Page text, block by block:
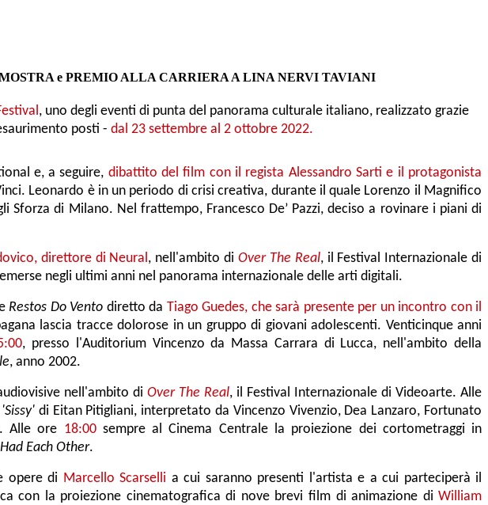
e PREMIO ALLA CARRIERA A LINA NERVI TAVIANI
, uno degli eventi di punta del panorama culturale italiano, realizzato grazie
posti - dal 23 settembre al 2 ottobre 2022.
e, a seguire, dibattito del film con il regista Alessandro Sarti e il protagonista
Leonardo è in un periodo di crisi creativa, durante il quale Lorenzo il Magnifico
Sforza di Milano. Nel frattempo, Francesco De’ Pazzi, deciso a rovinare i piani di
direttore di Neural , nell'ambito di Over The Real, il Festival Internazionale di
negli ultimi anni nel panorama internazionale delle arti digitali.
Restos Do Vento diretto da Tiago Guedes, che sarà presente per un incontro con il
lascia tracce dolorose in un gruppo di giovani adolescenti. Venticinque anni
, presso l'Auditorium Vincenzo da Massa Carrara di Lucca, nell'ambito della
, anno 2002.
nell'ambito di Over The Real, il Festival Internazionale di Videoarte. Alle
'Sissy' di Eitan Pitigliani, interpretato da Vincenzo Vivenzio, Dea Lanzaro, Fortunato
Alle ore 18:00sempre al Cinema Centrale la proiezione dei cortometraggi in
Each Other.
opere di Marcello Scarselli a cui saranno presenti l'artista e a cui parteciperà il
con la proiezione cinematografica di nove brevi film di animazione diWilliam